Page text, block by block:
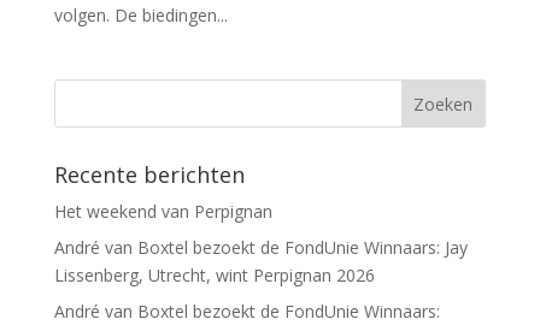
volgen. De biedingen...
Recente berichten
Het weekend van Perpignan
André van Boxtel bezoekt de FondUnie Winnaars: Jay
Lissenberg, Utrecht, wint Perpignan 2026
André van Boxtel bezoekt de FondUnie Winnaars: